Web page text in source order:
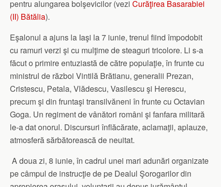
pentru alungarea bolşevicilor (vezi Curăţirea Basarabiei
(II) Bătălia).
Eşalonul a ajuns la Iaşi la 7 iunie, trenul fiind împodobit
cu ramuri verzi şi cu mulţime de steaguri tricolore. Li s-a
făcut o primire entuziastă de către populaţie, în frunte cu
ministrul de război Vintilă Brătianu, generalii Prezan,
Cristescu, Petala, Vlădescu, Vasilescu şi Herescu,
precum şi din fruntaşi transilvăneni în frunte cu Octavian
Goga. Un regiment de vânători români şi fanfara militară
le-a dat onorul. Discursuri înflăcărate, aclamaţii, aplauze,
atmosferă sărbătorească de neuitat.
A doua zi, 8 iunie, în cadrul unei mari adunări organizate
pe câmpul de instrucţie de pe Dealul Şorogarilor din